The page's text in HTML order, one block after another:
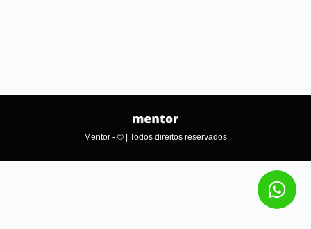
Mentor - © | Todos direitos reservados